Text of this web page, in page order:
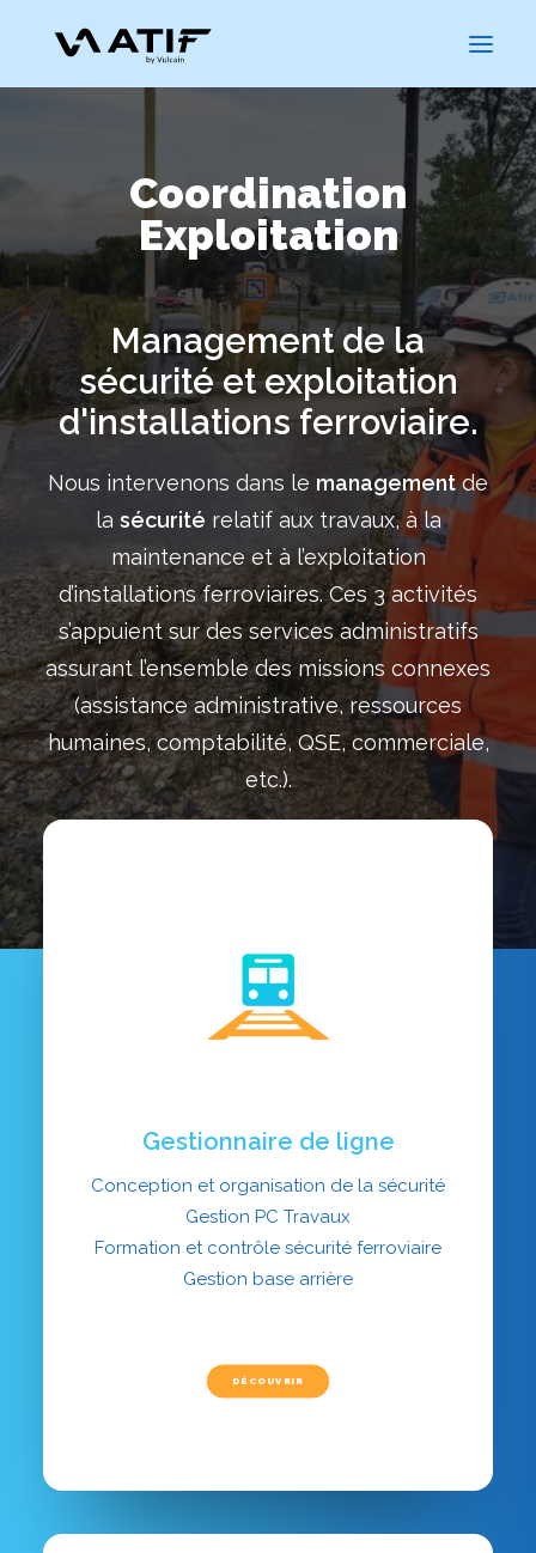
CARRIÈRES
Coordination
Exploitation
Management de la
sécurité et exploitation
d'installations ferroviaire.
Nous intervenons dans le managementde
la sécurité relatif aux travaux, à la
maintenance et à l’exploitation
d’installations ferroviaires. Ces 3 activités
s’appuient sur des services administratifs
assurant l’ensemble des missions connexes
(assistance administrative, ressources
humaines, comptabilité, QSE, commerciale,
etc.).
Gestionnaire de ligne
Conception et organisation de la sécurité
Gestion PC Travaux
Formation et contrôle sécurité ferroviaire
Gestion base arrière
DÉCOUVRIR